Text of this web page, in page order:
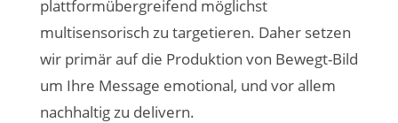
plattformübergreifend möglichst
multisensorisch zu targetieren. Daher setzen
wir primär auf die Produktion von Bewegt-Bild
um Ihre Message emotional, und vor allem
nachhaltig zu delivern.